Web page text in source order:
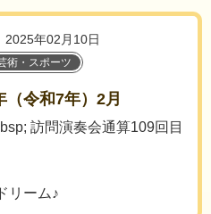
2025年02月10日
術・スポーツ
（令和7年）2月
訪問演奏会通算109回目
リーム♪